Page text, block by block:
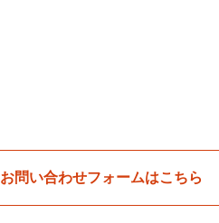
お問い合わせフォームはこちら